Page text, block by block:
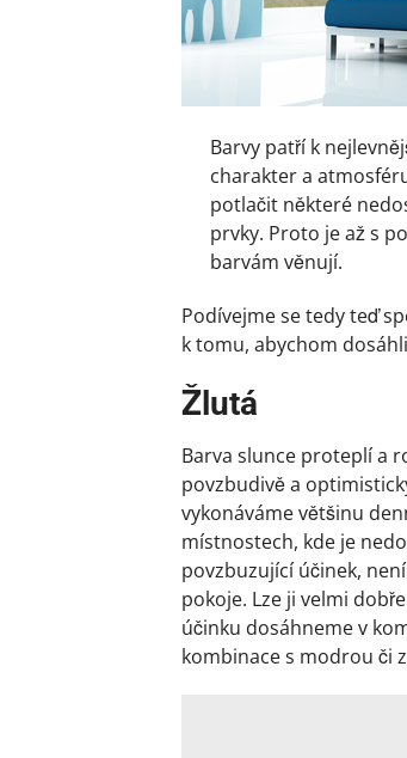
Barvy patří k
charakter a
potlačit některé
prvky. Proto je až s
barvám věnují.
Podívejme se tedy teď
k tomu, abychom
Žlutá
Barva slunce proteplí a
povzbudivě a
vykonáváme většinu
místnostech, kde je
povzbuzující účinek,
pokoje. Lze ji velmi
účinku dosáhneme v
kombinace s modrou či